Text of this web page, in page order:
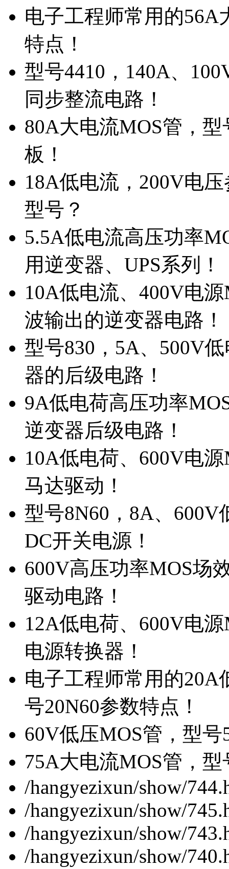
电子工程师常用的56A
特点！
型号4410，140A、
同步整流电路！
80A大电流MOS管，
板！
18A低电流，200V电
型号？
5.5A低电流高压功率
用逆变器、UPS系列！
10A低电流、400V电
波输出的逆变器电路！
型号830，5A、500V
器的后级电路！
9A低电荷高压功率
逆变器后级电路！
10A低电荷、600V电
马达驱动！
型号8N60，8A、
DC开关电源！
600V高压功率MOS场
驱动电路！
12A低电荷、600V电
电源转换器！
电子工程师常用的20A
号20N60参数特点！
60V低压MOS管，型
75A大电流MOS管，
/hangyezixun/show/
/hangyezixun/show/
/hangyezixun/show/
/hangyezixun/show/